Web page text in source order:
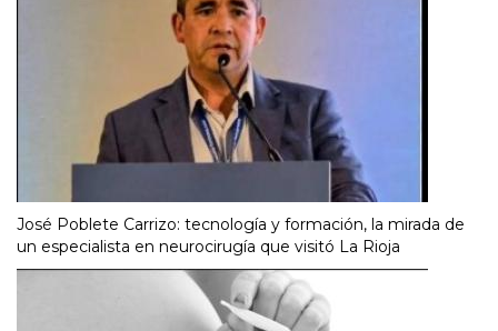
José Poblete Carrizo: tecnología y formación, la mirada de
un especialista en neurocirugía que visitó La Rioja